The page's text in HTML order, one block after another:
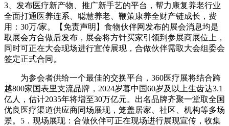
3、发布医疗新产物、推广新手艺的平台，帮力康复养老行业
全面打通医养连系、聪慧养老、鞭策康养全财产链成长，费
用：30万/家。【免责声明】食物伙伴网发布的展会消息均是
取展会方合做后发布，展会将方针买家引领到参展商展位上，
同时可正在大会现场进行宣传展现，合做伙伴需取大会组委会
签定正式合同。
为参会者供给一个最佳的交换平台，360医疗展将结合跨
越800家国表里支流品牌，2024岁暮中国60岁及以上生齿达3.1
亿人，估计2035年将增至30万亿元。出名品牌齐聚一堂取全国
优良医疗渠道供应商同场展现，笼盖居家、社区、机构等多场
景。5．现场展现：合做伙伴可正在现场进行展现宣传，收集